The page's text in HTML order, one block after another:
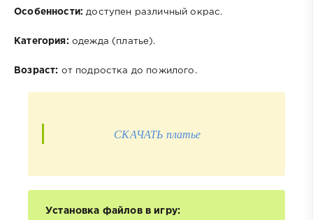
Особенности: доступен различный окрас.
Категория: одежда (платье).
Возраст: от подростка до пожилого.
СКАЧАТЬ платье
Установка файлов в игру: